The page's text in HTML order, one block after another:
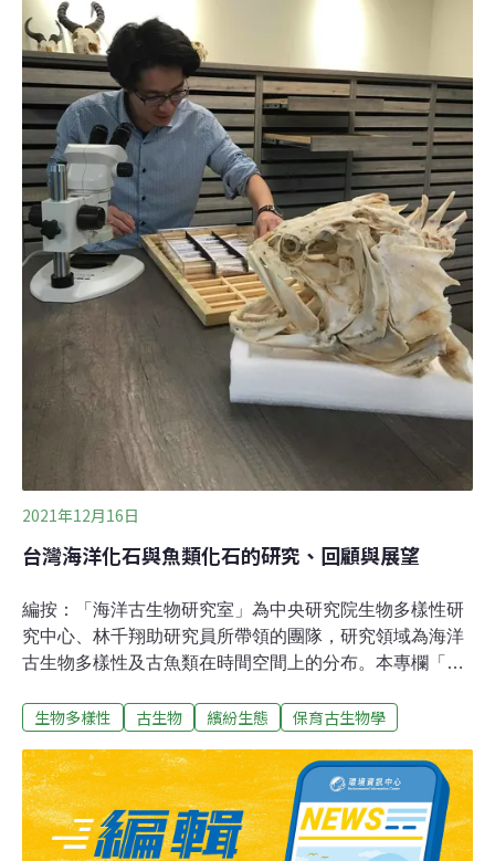
列夫猛獁象博物館實驗室（Lazarev Mammoth Museum
Laboratory）負責人切爾帕索夫（Maxim Cherpasov）告
訴《路透社》，先解凍的部位往往會被掠食者或鳥類吃
掉，尤其是象鼻。雖然雅娜的前肢被吃掉了，但頭部和象
鼻保存良好，這一點「
2021年12月16日
台灣海洋化石與魚類化石的研究、回顧與展望
編按：「海洋古生物研究室」為中央研究院生物多樣性研
究中心、林千翔助研究員所帶領的團隊，研究領域為海洋
古生物多樣性及古魚類在時間空間上的分布。本專欄「保
進行中的台灣魚類化石研究、台灣化石耳石研究、澎湖淮
域，持續與大家分享他們的研究進展、心得與成果。更多
研究細節請參訪其實驗室網站。始於殘破不齊的線索 古生
物學為生物研究提供嶄新視角生物的演化歷程，在地質紀
錄裡留下許多殘破不齊的線索，結合這些化石紀錄與生態
生物多樣性 古生物 繽紛生態 保育古生物學